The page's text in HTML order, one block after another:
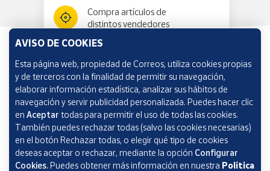
Compra artículos de
distintos vendedores
Información y ayuda
Correos Market
AVISO DE COOKIES
Esta página web, propiedad de Correos, utiliza cookies propias
y de terceros con la finalidad de permitir su navegación,
elaborar información estadística, analizar sus hábitos de
navegación y servir publicidad personalizada. Puedes hacer clic
en Aceptar todas para permitir el uso de todas las cookies.
También puedes rechazar todas (salvo las cookies necesarias)
en el botón Rechazar todas, o elegir qué tipo de cookies
deseas aceptar o rechazar, mediante la opción Configurar
Cookies.Puedes obtener más información en nuestra Política